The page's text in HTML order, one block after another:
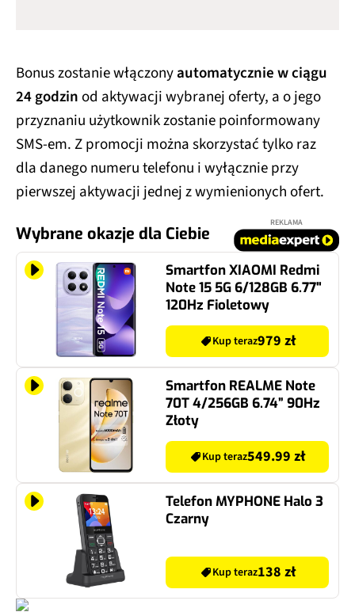
Bonus zostanie włączonyautomatycznie w ciągu
24 godzinod aktywacji wybranej oferty, a o jego
przyznaniu użytkownik zostanie poinformowany
SMS-em. Z promocji można skorzystać tylko raz
dla danego numeru telefonu i wyłącznie przy
pierwszej aktywacji jednej z wymienionych ofert.
Wybrane okazje dla Ciebie
REKLAMA
Smartfon XIAOMI Redmi
Note 15 5G 6/128GB 6.77"
120Hz Fioletowy
Kup teraz979 zł
Smartfon REALME Note
70T 4/256GB 6.74” 90Hz
Złoty
Kup teraz549.99 zł
Telefon MYPHONE Halo 3
Czarny
Kup teraz138 zł